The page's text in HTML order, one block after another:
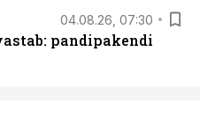
04.08.26, 07:30
pandipakendi